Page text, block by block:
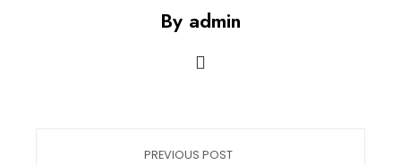
By admin
PREVIOUS POST